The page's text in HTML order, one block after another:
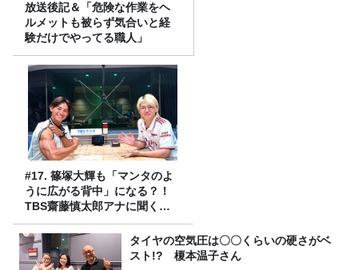
放送後記＆「危険な作業をヘ
ルメットも被らず気合いと経
験だけでやってる職人」
#17. 篠塚大輝も「マンタのよ
うに広がる背中」になる？！
TBS齋藤慎太郎アナに聞くメ
ンズフィジークの魅力！！
タイヤの空気圧は〇〇くらいの硬さがベ
スト!? 榎本温子さん